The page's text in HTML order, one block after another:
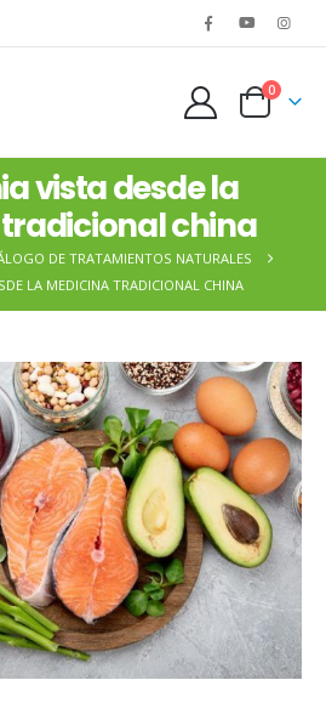
0
vista desde la
china
DE TRATAMIENTOS NATURALES
LA MEDICINA TRADICIONAL CHINA